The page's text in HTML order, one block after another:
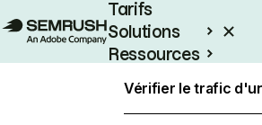
Tarifs
Solutions
Ressources
Vérifier le trafic